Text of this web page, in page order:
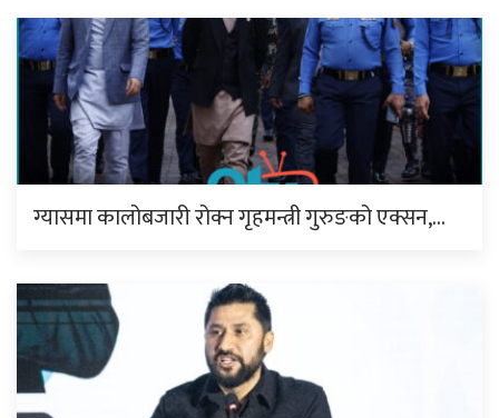
ग्यासमा कालोबजारी रोक्न गृहमन्त्री गुरुङको एक्सन,…